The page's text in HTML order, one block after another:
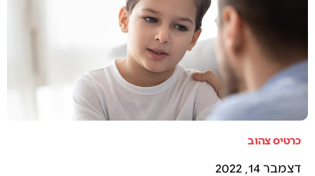
כרטיס צהוב
דצמבר 14, 2022